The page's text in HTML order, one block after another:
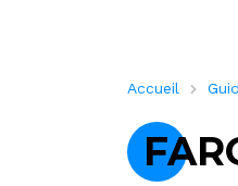
Accueil